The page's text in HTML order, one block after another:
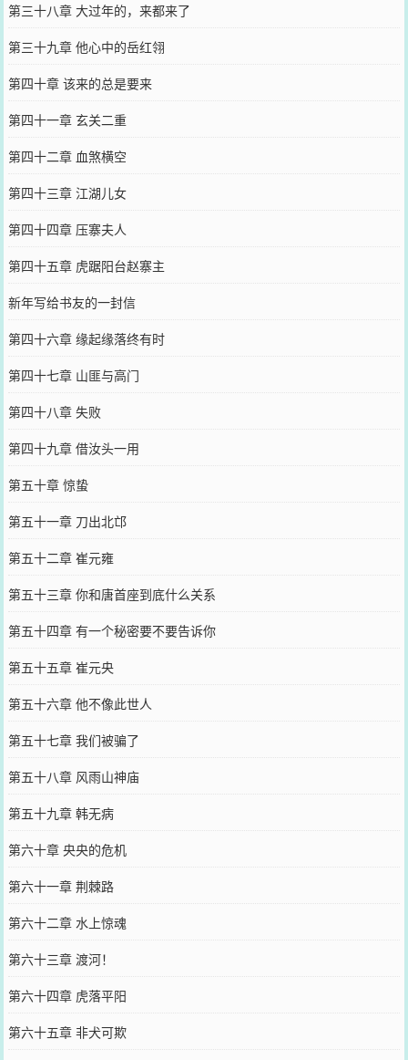
第三十八章 大过年的，来都来了
第三十九章 他心中的岳红翎
第四十章 该来的总是要来
第四十一章 玄关二重
第四十二章 血煞横空
第四十三章 江湖儿女
第四十四章 压寨夫人
第四十五章 虎踞阳台赵寨主
新年写给书友的一封信
第四十六章 缘起缘落终有时
第四十七章 山匪与高门
第四十八章 失败
第四十九章 借汝头一用
第五十章 惊蛰
第五十一章 刀出北邙
第五十二章 崔元雍
第五十三章 你和唐首座到底什么关系
第五十四章 有一个秘密要不要告诉你
第五十五章 崔元央
第五十六章 他不像此世人
第五十七章 我们被骗了
第五十八章 风雨山神庙
第五十九章 韩无病
第六十章 央央的危机
第六十一章 荆棘路
第六十二章 水上惊魂
第六十三章 渡河！
第六十四章 虎落平阳
第六十五章 非犬可欺